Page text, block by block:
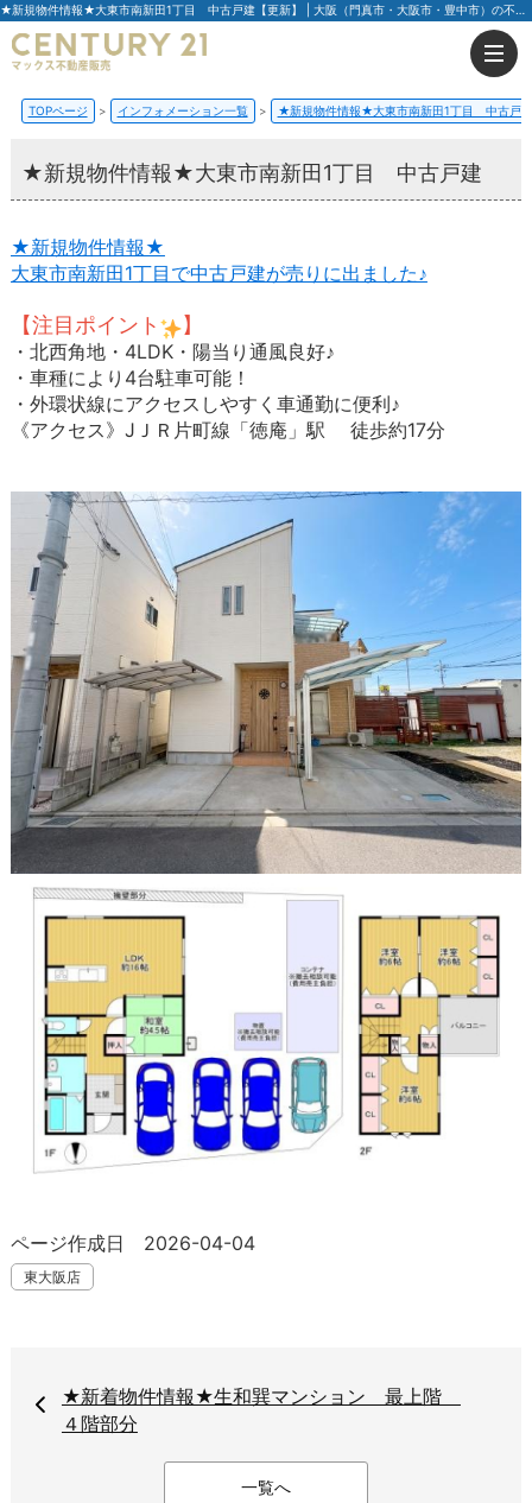
★新規物件情報★大東市南新田1丁目 中古戸建【更新】 | 大阪（門真市・大阪市・豊中市）の不動産はセンチュリー21マックス不動産販売
TOPページ インフォメーション一覧 ★新規物件情報★大東市南新田1丁目 中古戸建
★新規物件情報★大東市南新田1丁目 中古戸建
★新規物件情報★
大東市南新田1丁目で中古戸建が売りに出ました♪
【注目ポイント 】
・北西角地・4LDK・陽当り通風良好♪
・車種により4台駐車可能！
・外環状線にアクセスしやすく車通勤に便利♪
《アクセス》JＪＲ片町線「徳庵」駅 徒歩約17分
ページ作成日 2026-04-04
東大阪店
★新着物件情報★生和巽マンション 最上階
４階部分
一覧へ